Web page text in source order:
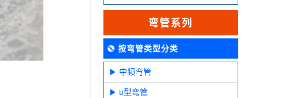
弯管系列
按弯管类型分类
中频弯管
u型弯管